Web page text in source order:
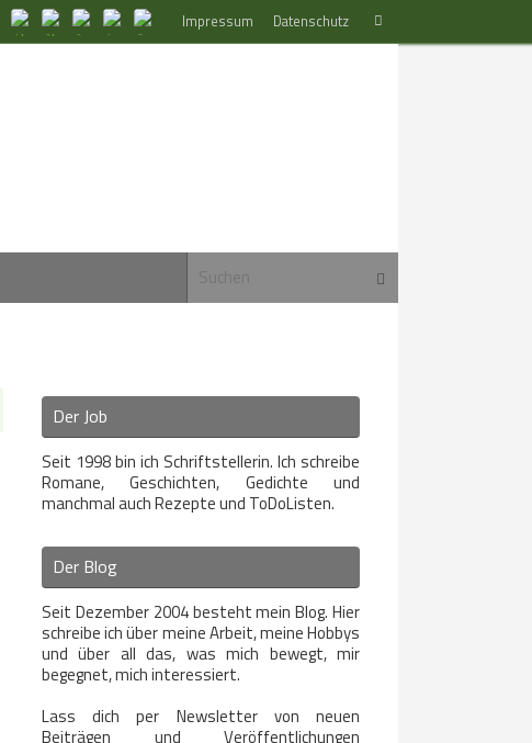
Impressum Datenschutz
nach:
Suchen
Suchen
Der Job
Seit 1998 bin ich Schriftstellerin. Ich schreibe
Romane, Geschichten, Gedichte und
manchmal auch Rezepte und ToDoListen.
Der Blog
Seit Dezember 2004 besteht mein Blog. Hier
schreibe ich über meine Arbeit, meine Hobbys
und über all das, was mich bewegt, mir
begegnet, mich interessiert.
Lass dich per Newsletter von neuen
Beiträgen und Veröffentlichungen